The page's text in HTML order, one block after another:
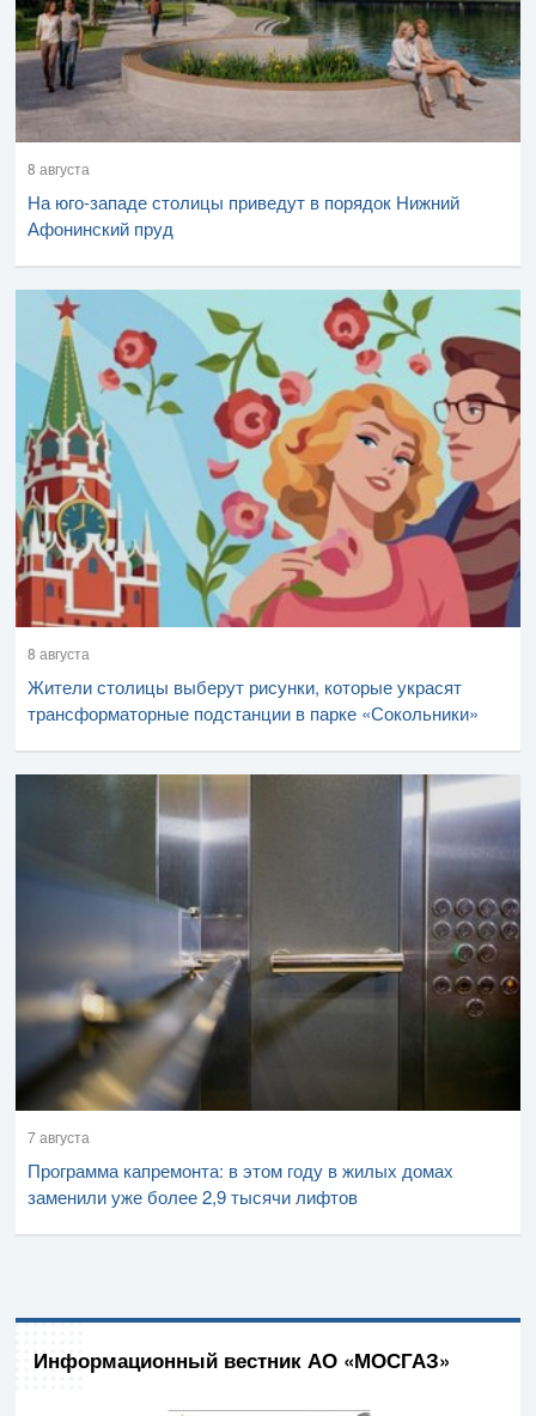
8 августа
На юго-западе столицы приведут в порядок Нижний
Афонинский пруд
8 августа
Жители столицы выберут рисунки, которые украсят
трансформаторные подстанции в парке «Сокольники»
7 августа
Программа капремонта: в этом году в жилых домах
заменили уже более 2,9 тысячи лифтов
Информационный вестник АО «МОСГАЗ»